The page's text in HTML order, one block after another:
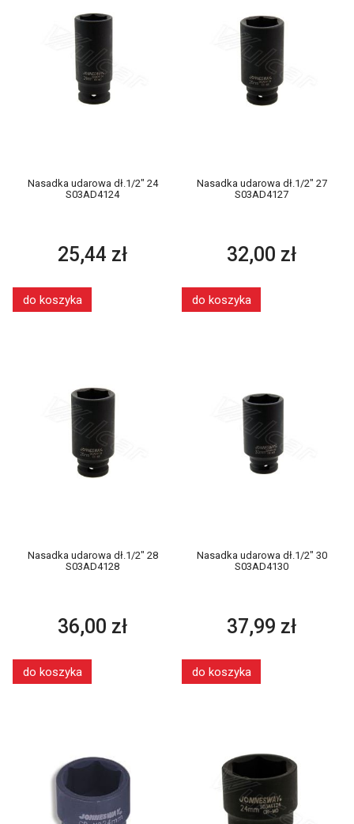
Nasadka udarowa dł.1/2" 24
S03AD4124
25,44 zł
do koszyka
Nasadka udarowa dł.1/2" 27
S03AD4127
32,00 zł
do koszyka
Nasadka udarowa dł.1/2" 28
S03AD4128
36,00 zł
do koszyka
Nasadka udarowa dł.1/2" 30
S03AD4130
37,99 zł
do koszyka